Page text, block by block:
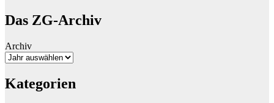
Das ZG-Archiv
Archiv
Kategorien